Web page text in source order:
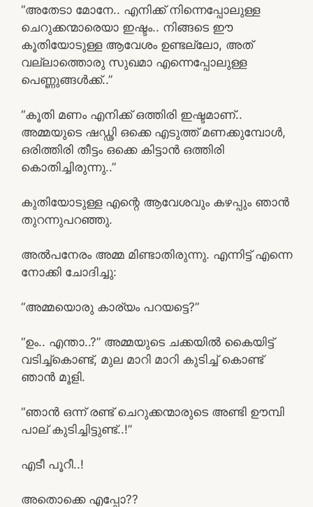
“അതേടാ മോനേ.. എനിക്ക് നിന്നെപ്പോലുള്ള
ചെറുക്കന്മാരെയാ ഇഷ്ടം.. നിങ്ങടെ ഈ
കൂതിയോടുള്ള ആവേശം ഉണ്ടല്ലോ, അത്
വല്ലാത്തൊരു സുഖമാ എന്നെപ്പോലുള്ള
പെണ്ണുങ്ങൾക്ക്..”
“കൂതി മണം എനിക്ക് ഒത്തിരി ഇഷ്ടമാണ്..
അമ്മയുടെ ഷഡ്ഢി ഒക്കെ എടുത്ത് മണക്കുമ്പോൾ,
ഒരിത്തിരി തീട്ടം ഒക്കെ കിട്ടാൻ ഒത്തിരി
കൊതിച്ചിരുന്നു..”
കുതിയോടുള്ള എന്റെ ആവേശവും കഴപ്പും ഞാൻ
തുറന്നുപറഞ്ഞു.
അൽപനേരം അമ്മ മിണ്ടാതിരുന്നു. എന്നിട്ട് എന്നെ
നോക്കി ചോദിച്ചു:
“അമ്മയൊരു കാര്യം പറയട്ടെ?”
“ഉം.. എന്താ..?” അമ്മയുടെ ചക്കയിൽ കൈയിട്ട്
വടിച്ച്കൊണ്ട്, മുല മാറി മാറി കുടിച്ച് കൊണ്ട്
ഞാൻ മൂളി.
“ഞാൻ ഒന്ന് രണ്ട് ചെറുക്കന്മാരുടെ അണ്ടി ഊമ്പി
പാല് കുടിച്ചിട്ടുണ്ട്..!”
എടീ പൂറീ..!
അതൊക്കെ എപ്പോ??